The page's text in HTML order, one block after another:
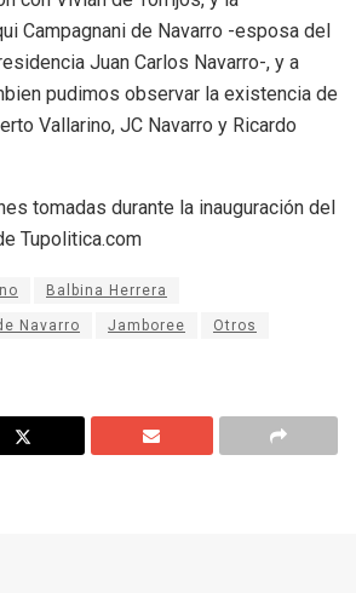
Campagnani de Navarro -esposa del
Juan Carlos Navarro-, y a
pudimos observar la existencia de
Vallarino, JC Navarro y Ricardo
tomadas durante la inauguración del
Tupolitica.com
Balbina Herrera
Navarro Jamboree Otros